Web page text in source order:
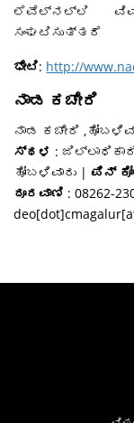
ಲೆವೆಲ್ನಲ್ಲಿ
ಸಂಘಟಿಸುತ್ತದೆ
ಭೇಟಿ: http://
ನಾಡ ಕಚೇರಿ
ನಾಡ ಕಚೇರಿ
ಸ್ಥಳ :
ಹೋಬಳಿವಾರು |ಪಿನ್
ದೂರವಾಣಿ : 08262-